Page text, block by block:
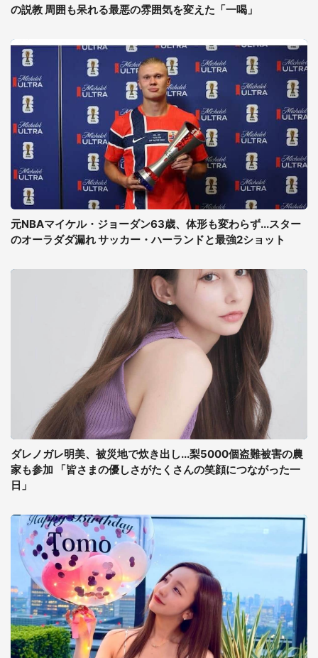
の説教 周囲も呆れる最悪の雰囲気を変えた「一喝」
元NBAマイケル・ジョーダン63歳、体形も変わらず...スター
のオーラダダ漏れ サッカー・ハーランドと最強2ショット
ダレノガレ明美、被災地で炊き出し...梨5000個盗難被害の農
家も参加 「皆さまの優しさがたくさんの笑顔につながった一
日」